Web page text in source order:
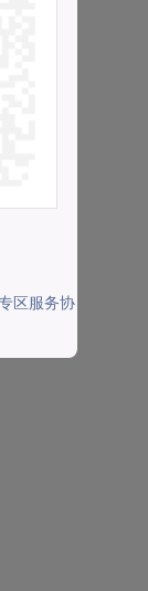
区服务协